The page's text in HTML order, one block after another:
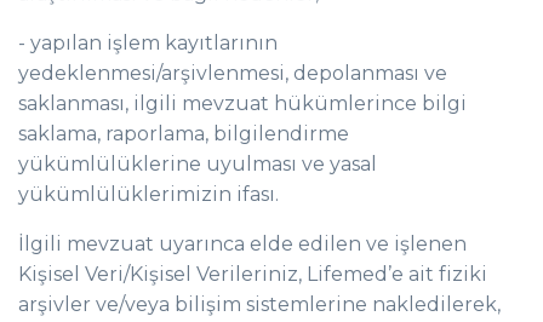
- yapılan işlem kayıtlarının
yedeklenmesi/arşivlenmesi, depolanması ve
saklanması, ilgili mevzuat hükümlerince bilgi
saklama, raporlama, bilgilendirme
yükümlülüklerine uyulması ve yasal
yükümlülüklerimizin ifası.
İlgili mevzuat uyarınca elde edilen ve işlenen
Kişisel Veri/Kişisel Verileriniz, Lifemed’e ait fiziki
arşivler ve/veya bilişim sistemlerine nakledilerek,